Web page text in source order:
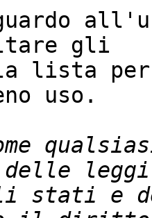
gli
lista per
uso.
stati e